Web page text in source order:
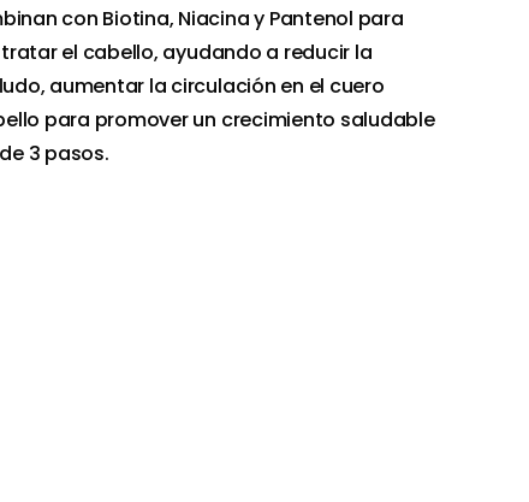
con Biotina, Niacina y Pantenol para
el cabello, ayudando a reducir la
aumentar la circulación en el cuero
para promover un crecimiento saludable
3 pasos.